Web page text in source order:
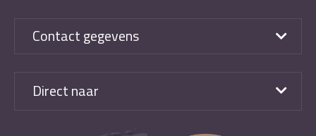
Contact gegevens
Direct naar